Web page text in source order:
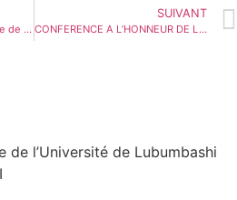
Accueil de nouveaux à l’Ecole de Sante Publique
SUIVANT
CONFERENCE A L’HONNEUR DE LA FEMME CONGOLAISE A L’ESP
de l’Université de Lubumbashi